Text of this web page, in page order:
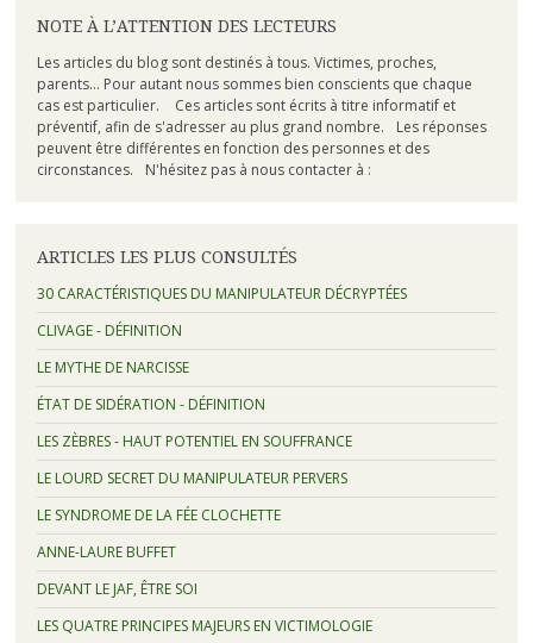
NOTE À L’ATTENTION DES LECTEURS
Les articles du blog sont destinés à tous. Victimes, proches,
parents... Pour autant nous sommes bien conscients que chaque
cas est particulier. Ces articles sont écrits à titre informatif et
préventif, afin de s'adresser au plus grand nombre. Les réponses
peuvent être différentes en fonction des personnes et des
circonstances. N'hésitez pas à nous contacter à :
ARTICLES LES PLUS CONSULTÉS
30 CARACTÉRISTIQUES DU MANIPULATEUR DÉCRYPTÉES
CLIVAGE - DÉFINITION
LE MYTHE DE NARCISSE
ÉTAT DE SIDÉRATION - DÉFINITION
LES ZÈBRES - HAUT POTENTIEL EN SOUFFRANCE
LE LOURD SECRET DU MANIPULATEUR PERVERS
LE SYNDROME DE LA FÉE CLOCHETTE
ANNE-LAURE BUFFET
DEVANT LE JAF, ÊTRE SOI
LES QUATRE PRINCIPES MAJEURS EN VICTIMOLOGIE